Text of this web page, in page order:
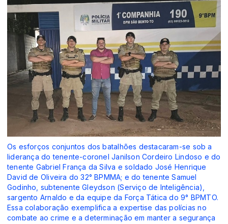
Os esforços conjuntos dos batalhões destacaram-se sob a
liderança do tenente-coronel Janilson Cordeiro Lindoso e do
tenente Gabriel França da Silva e soldado José Henrique
David de Oliveira do 32° BPMMA; e do tenente Samuel
Godinho, subtenente Gleydson (Serviço de Inteligência),
sargento Arnaldo e da equipe da Força Tática do 9° BPMTO.
Essa colaboração exemplifica a expertise das polícias no
combate ao crime e a determinação em manter a segurança